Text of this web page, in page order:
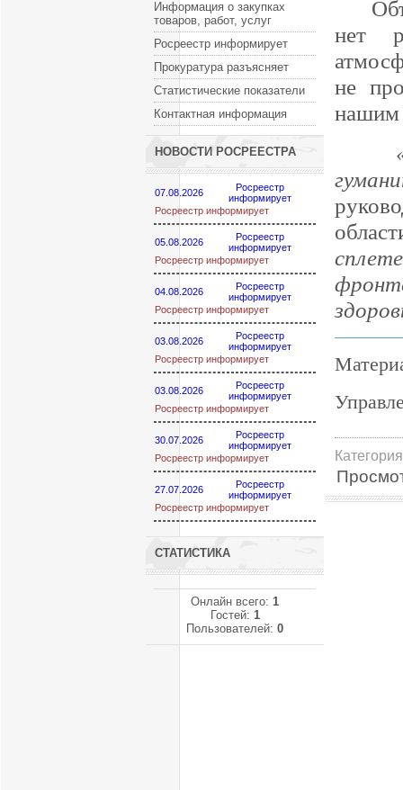
Информация о закупках
товаров, работ, услуг
Росреестр информирует
Прокуратура разъясняет
Статистические показатели
Контактная информация
НОВОСТИ РОСРЕЕСТРА
07.08.2026
Росреестр
информирует
Росреестр информирует
05.08.2026
Росреестр
информирует
Росреестр информирует
04.08.2026
Росреестр
информирует
Росреестр информирует
03.08.2026
Росреестр
информирует
Росреестр информирует
03.08.2026
Росреестр
информирует
Росреестр информирует
30.07.2026
Росреестр
информирует
Росреестр информирует
27.07.2026
Росреестр
информирует
Росреестр информирует
СТАТИСТИКА
Онлайн всего: 1
Гостей: 1
Пользователей: 0
нет
не
нашим
Категория